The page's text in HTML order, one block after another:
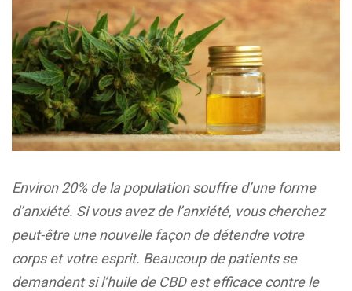
Environ 20% de la population souffre d’une forme
d’anxiété. Si vous avez de l’anxiété, vous cherchez
peut-être une nouvelle façon de détendre votre
corps et votre esprit. Beaucoup de patients se
demandent si l’huile de CBD est efficace contre le